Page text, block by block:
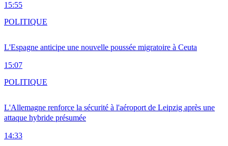
15:55
L'Espagne anticipe une nouvelle poussée migratoire à Ceuta
15:07
POLITIQUE
L'Allemagne renforce la sécurité à l'aéroport de Leipzig après une
attaque hybride présumée
14:33
POLITIQUE